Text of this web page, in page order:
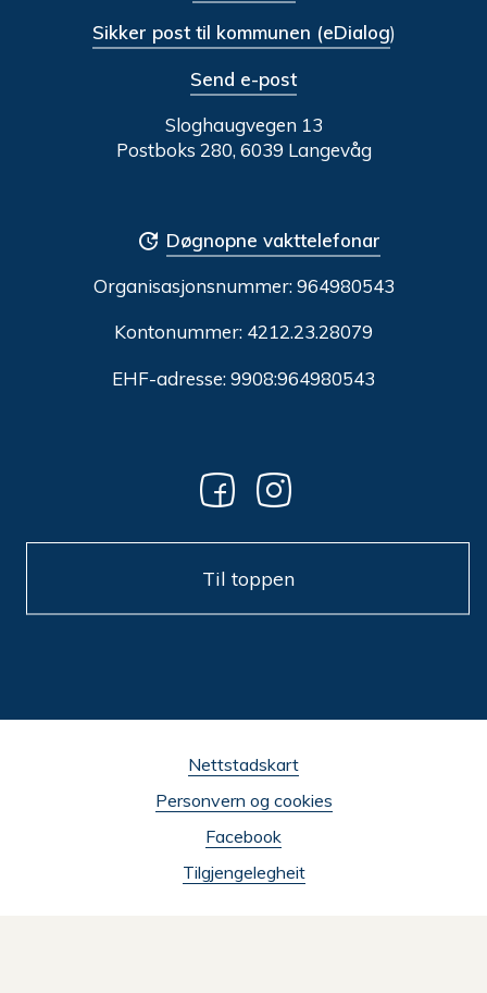
Sikker post til kommunen (eDialog)
Send e-post
Sloghaugvegen 13
Postboks 280, 6039 Langevåg
Døgnopne vakttelefonar
Organisasjonsnummer:964980543
Kontonummer: 4212.23.28079
EHF-adresse: 9908:964980543
Til toppen
Nettstadskart
Personvern og cookies
Facebook
Tilgjengelegheit